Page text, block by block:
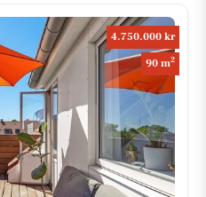
4.750.000 kr
90 m2